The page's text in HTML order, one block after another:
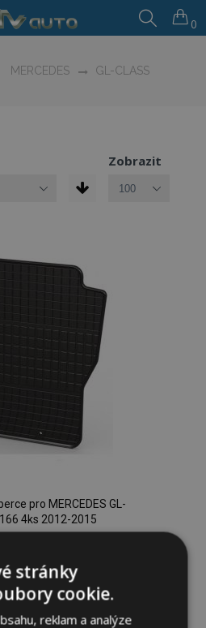
0
MERCEDES GL-CLASS
Zobrazit
pro MERCEDES GL-
4ks 2012-2015
Do Košíku
Přidat
stránky
cookie.
reklam a analýze